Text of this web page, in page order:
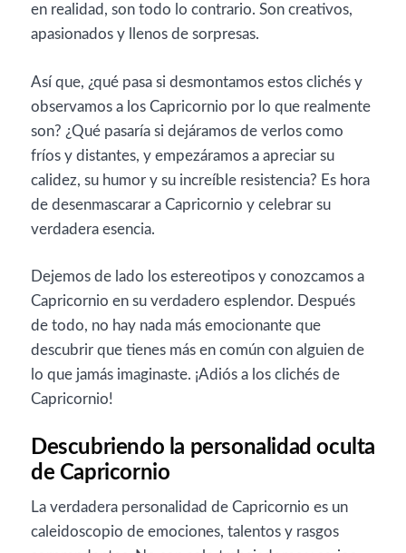
en realidad, son todo lo contrario. Son creativos,
apasionados y llenos de sorpresas.
Así que, ¿qué pasa si desmontamos estos clichés y
observamos a los Capricornio por lo que realmente
son? ¿Qué pasaría si dejáramos de verlos como
fríos y distantes, y empezáramos a apreciar su
calidez, su humor y su increíble resistencia? Es hora
de desenmascarar a Capricornio y celebrar su
verdadera esencia.
Dejemos de lado los estereotipos y conozcamos a
Capricornio en su verdadero esplendor. Después
de todo, no hay nada más emocionante que
descubrir que tienes más en común con alguien de
lo que jamás imaginaste. ¡Adiós a los clichés de
Capricornio!
Descubriendo la personalidad oculta
de Capricornio
La verdadera personalidad de Capricornio es un
caleidoscopio de emociones, talentos y rasgos